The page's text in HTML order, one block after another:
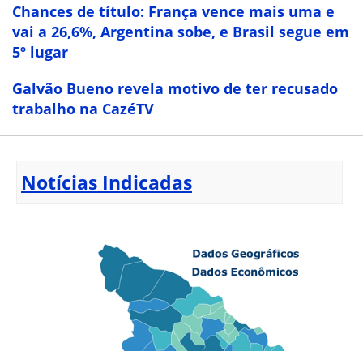
Chances de título: França vence mais uma e
vai a 26,6%, Argentina sobe, e Brasil segue em
5º lugar
Galvão Bueno revela motivo de ter recusado
trabalho na CazéTV
Notícias Indicadas